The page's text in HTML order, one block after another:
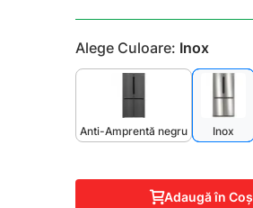
Alege Culoare: Inox
Anti-Amprentă negru Inox
Adaugă în Coş